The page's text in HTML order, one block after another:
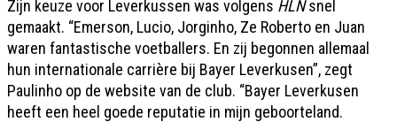
Zijn keuze voor Leverkussen was volgens HLNsnel
gemaakt. “Emerson, Lucio, Jorginho, Ze Roberto en Juan
waren fantastische voetballers. En zij begonnen allemaal
hun internationale carrière bij Bayer Leverkusen”, zegt
Paulinho op de website van de club. “Bayer Leverkusen
heeft een heel goede reputatie in mijn geboorteland.